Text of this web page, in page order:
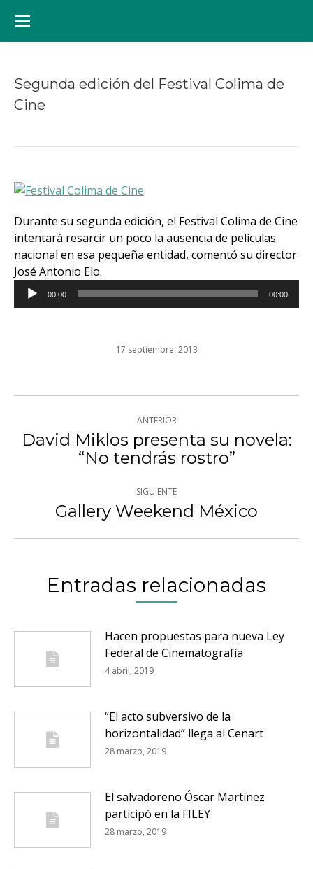
Segunda edición del Festival Colima de
Cine
Durante su segunda edición, el Festival Colima de Cine
intentará resarcir un poco la ausencia de películas
nacional en esa pequeña entidad, comentó su director
José Antonio Elo.
de
audio
00:00 00:00
17 septiembre, 2013
Navegación
entre
publicaciones
ANTERIOR
Publicación
anterior:
David Miklos presenta su novela:
“No tendrás rostro”
SIGUIENTE
Publicación
Gallery Weekend México
Entradas relacionadas
Hacen propuestas para nueva Ley
Federal de Cinematografía
4 abril, 2019
“El acto subversivo de la
horizontalidad” llega al Cenart
28 marzo, 2019
El salvadoreno Óscar Martínez
participó en la FILEY
28 marzo, 2019